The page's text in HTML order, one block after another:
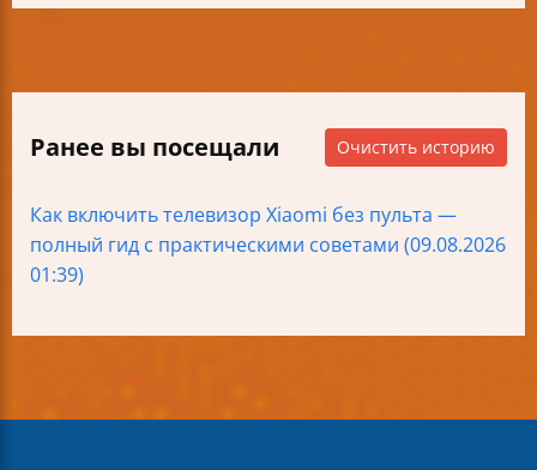
Ранее вы посещали Очистить историю
Как включить телевизор Xiaomi без пульта —
полный гид с практическими советами (09.08.2026
01:39)